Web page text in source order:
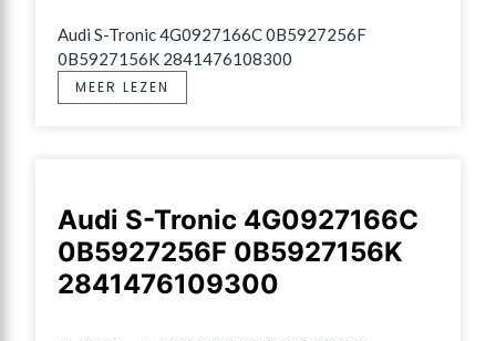
Audi S-Tronic 4G0927166C 0B5927256F
0B5927156K 2841476108300
MEER LEZEN
Audi S-Tronic 4G0927166C
0B5927256F 0B5927156K
2841476109300